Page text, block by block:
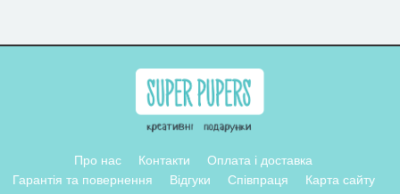
Про нас Контакти
Оплата і доставка
Гарантія та повернення
Відгуки Співпраця
Карта сайту